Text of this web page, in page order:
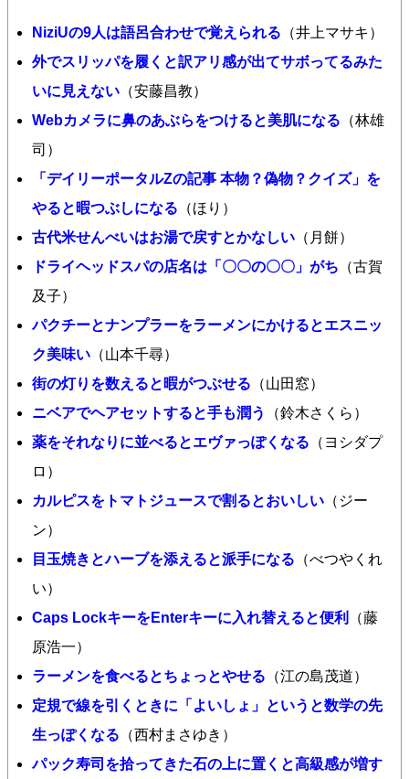
NiziUの9人は語呂合わせで覚えられる （井上マサキ）
外でスリッパを履くと訳アリ感が出てサボってるみた
いに見えない （安藤昌教）
Webカメラに鼻のあぶらをつけると美肌になる （林雄
司）
「デイリーポータルZの記事 本物？偽物？クイズ」を
やると暇つぶしになる （ほり）
古代米せんべいはお湯で戻すとかなしい （月餅）
ドライヘッドスパの店名は「〇〇の〇〇」がち （古賀
及子）
パクチーとナンプラーをラーメンにかけるとエスニッ
ク美味い （山本千尋）
街の灯りを数えると暇がつぶせる （山田窓）
ニベアでヘアセットすると手も潤う
（鈴木さくら）
薬をそれなりに並べるとエヴァっぽくなる （ヨシダプ
ロ）
カルピスをトマトジュースで割るとおいしい （ジー
ン）
目玉焼きとハーブを添えると派手になる （べつやくれ
い）
Caps LockキーをEnterキーに入れ替えると便利
（藤
原浩一）
ラーメンを食べるとちょっとやせる （江の島茂道）
定規で線を引くときに「よいしょ」というと数学の先
生っぽくなる （西村まさゆき）
パック寿司を拾ってきた石の上に置くと高級感が増す